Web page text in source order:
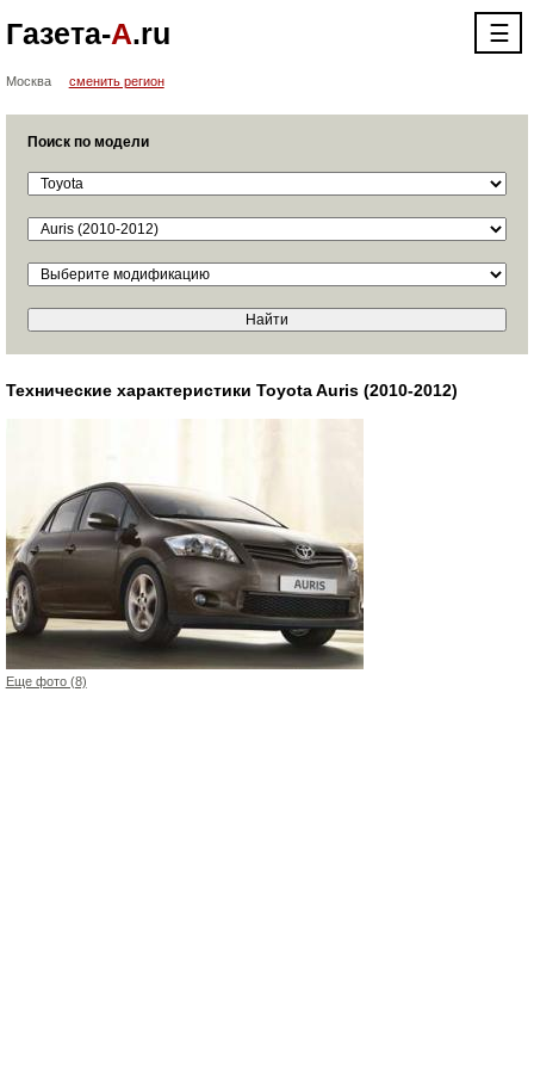
Газета-А.ru ☰
Москва сменить регион
Поиск по модели
Технические характеристики Toyota Auris (2010-2012)
Еще фото (8)